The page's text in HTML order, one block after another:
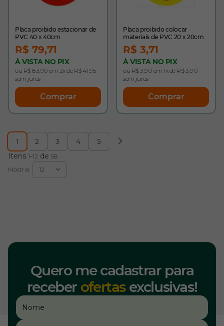
Placa proibido estacionar de
PVC 40 x 40cm
R$ 79,71
À VISTA NO PIX
ou R$ 83,90 em 2x de R$ 41,95
sem juros
Comprar
Placa proibido colocar
materiais de PVC 20 x 20cm
R$ 3,71
À VISTA NO PIX
ou R$ 3,90 em 1x de R$ 3,90
sem juros
Comprar
Você esta lendo a pagina
1 Página
2 Página
3 Página
4 Página
5
Itens 1-12 de 58
Mostrar
Quero me cadastrar para
receber ofertasexclusivas!